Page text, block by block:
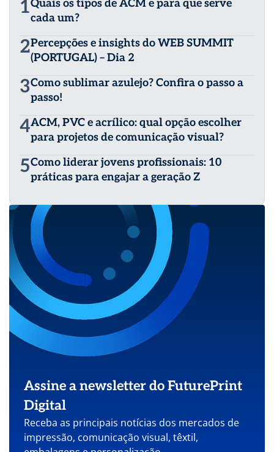
1Quais os tipos de ACM e para que serve
cada um?
2Percepções e insights do WEB SUMMIT
(PORTUGAL) – Dia 2
3Como sublimar azulejo? Confira o passo a
passo!
4ACM, PVC e acrílico: qual opção escolher
para projetos de comunicação visual?
5Como liderar jovens profissionais: 10
práticas para engajar a geração Z
Assine a newsletter do FuturePrint
Digital
Receba as principais notícias dos mercados de
impressão, comunicação visual, têxtil,